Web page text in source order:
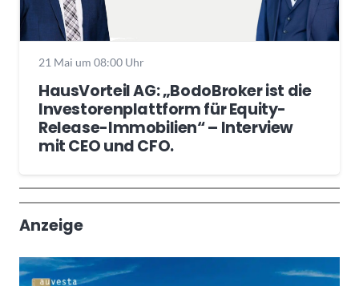
21 Mai um 08:00 Uhr
HausVorteil AG: „BodoBroker ist die
Investorenplattform für Equity-
Release-Immobilien“ – Interview
mit CEO und CFO.
Wochenrückblick
Trendthemen
Anzeige